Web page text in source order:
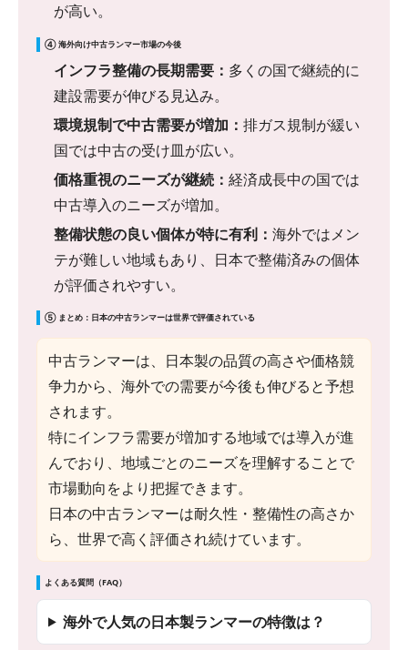
が高い。
④ 海外向け中古ランマー市場の今後
インフラ整備の長期需要： 多くの国で継続的に
建設需要が伸びる見込み。
環境規制で中古需要が増加： 排ガス規制が緩い
国では中古の受け皿が広い。
価格重視のニーズが継続： 経済成長中の国では
中古導入のニーズが増加。
整備状態の良い個体が特に有利： 海外ではメン
テが難しい地域もあり、日本で整備済みの個体
が評価されやすい。
⑤ まとめ：日本の中古ランマーは世界で評価されている
中古ランマーは、日本製の品質の高さや価格競
争力から、海外での需要が今後も伸びると予想
されます。
特にインフラ需要が増加する地域では導入が進
んでおり、地域ごとのニーズを理解することで
市場動向をより把握できます。
日本の中古ランマーは耐久性・整備性の高さか
ら、世界で高く評価され続けています。
よくある質問（FAQ）
海外で人気の日本製ランマーの特徴は？